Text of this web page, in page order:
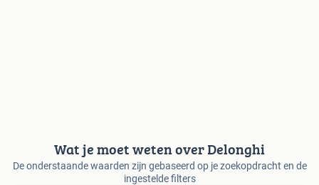
Wat je moet weten over Delonghi
De onderstaande waarden zijn gebaseerd op je zoekopdracht en de
ingestelde filters